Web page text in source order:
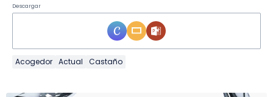
Descargar
Acogedor Actual Castaño